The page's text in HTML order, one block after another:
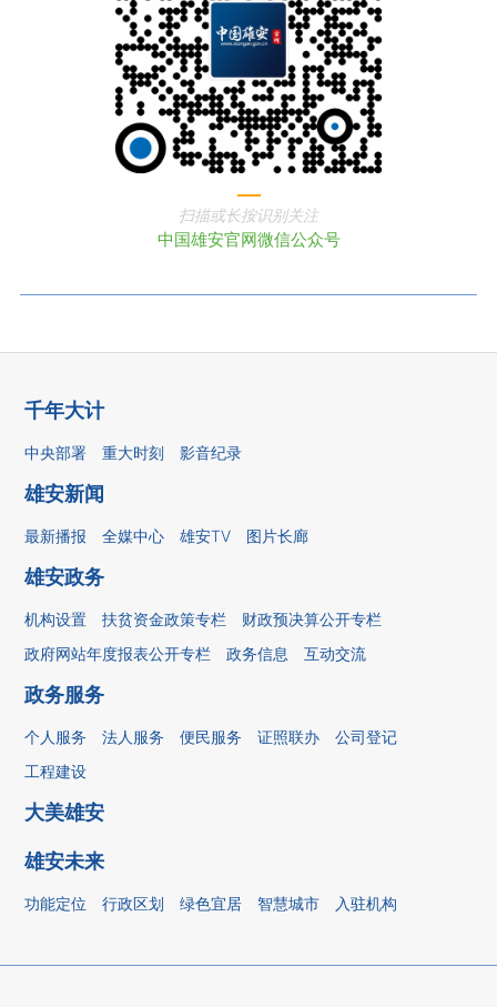
扫描或长按识别关注
中国雄安官网微信公众号
千年大计
中央部署 重大时刻 影音纪录
雄安新闻
最新播报 全媒中心 雄安TV 图片长廊
雄安政务
机构设置 扶贫资金政策专栏
财政预决算公开专栏
政府网站年度报表公开专栏
政务信息 互动交流
政务服务
个人服务 法人服务 便民服务 证照联办
公司登记
工程建设
大美雄安
雄安未来
功能定位 行政区划 绿色宜居 智慧城市 入驻机构